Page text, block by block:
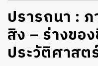
ปรารถนา :
สิง – ร่างขอ
ประวัติศาสต